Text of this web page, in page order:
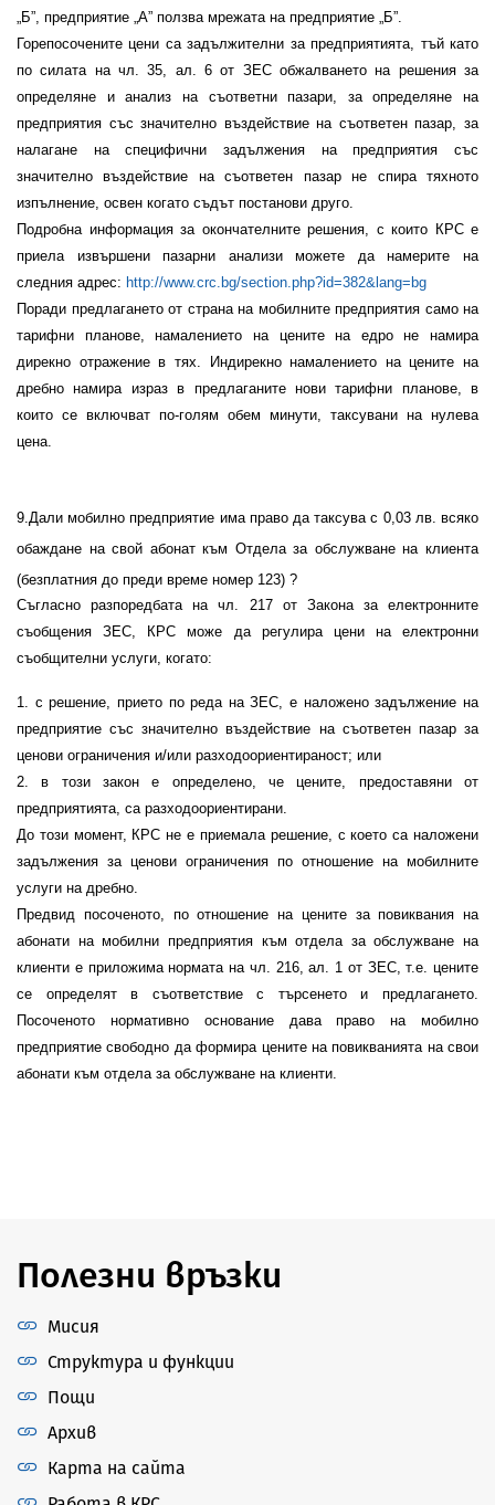
„Б”, предприятие „А” ползва мрежата на предприятие „Б”.
Горепосочените цени са задължителни за предприятията, тъй като
по силата на чл. 35, ал. 6 от ЗЕС обжалването на решения за
определяне и анализ на съответни пазари, за определяне на
предприятия със значително въздействие на съответен пазар, за
налагане на специфични задължения на предприятия със
значително въздействие на съответен пазар не спира тяхното
изпълнение, освен когато съдът постанови друго.
Подробна информация за окончателните решения, с които КРС е
приела извършени пазарни анализи можете да намерите на
следния адрес: http://www.crc.bg/section.php?id=382&lang=bg
Поради предлагането от страна на мобилните предприятия само на
тарифни планове, намалението на цените на едро не намира
дирекно отражение в тях. Индирекно намалението на цените на
дребно намира израз в предлаганите нови тарифни планове, в
които се включват по-голям обем минути, таксувани на нулева
цена.
9 .Дали мобилно предприятие има право да таксува с 0,03 лв. всяко
обаждане на свой абонат към Отдела за обслужване на клиента
(безплатния до преди време номер 123) ?
Съгласно разпоредбата на чл. 217 от Закона за електронните
съобщения ЗЕС, КРС може да регулира цени на електронни
съобщителни услуги, когато:
1. с решение, прието по реда на ЗЕС, е наложено задължение на
предприятие със значително въздействие на съответен пазар за
ценови ограничения и/или разходоориентираност; или
2. в този закон е определено, че цените, предоставяни от
предприятията, са разходоориентирани.
До този момент, КРС не е приемала решение, с което са наложени
задължения за ценови ограничения по отношение на мобилните
услуги на дребно.
Предвид посоченото, по отношение на цените за повиквания на
абонати на мобилни предприятия към отдела за обслужване на
клиенти е приложима нормата на чл. 216, ал. 1 от ЗЕС, т.е. цените
се определят в съответствие с търсенето и предлагането.
Посоченото нормативно основание дава право на мобилно
предприятие свободно да формира цените на повикванията на свои
абонати към отдела за обслужване на клиенти.
Полезни връзки
Мисия
Структура и функции
Пощи
Архив
Карта на сайта